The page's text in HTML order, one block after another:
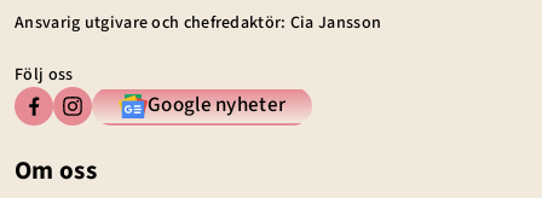
Ansvarig utgivare och chefredaktör: Cia Jansson
Följ oss
Google nyheter
Om oss